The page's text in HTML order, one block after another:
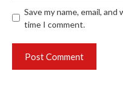
Save my name, email,
time I comment.